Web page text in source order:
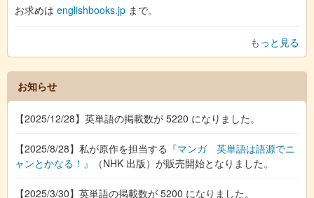
お求めは englishbooks.jp まで。
もっと見る
お知らせ
【2025/12/28】英単語の掲載数が 5220 になりました。
【2025/8/28】私が原作を担当する 『マンガ 英単語は語源でニ
ャンとかなる！』
（NHK 出版）が販売開始となりました。
【2025/3/30】英単語の掲載数が 5200 になりました。